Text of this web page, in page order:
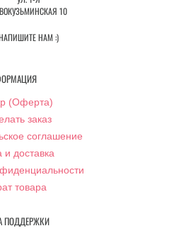
10
НАМ :)
(Оферта)
заказ
соглашение
и доставка
товара
ПОДДЕРЖКИ